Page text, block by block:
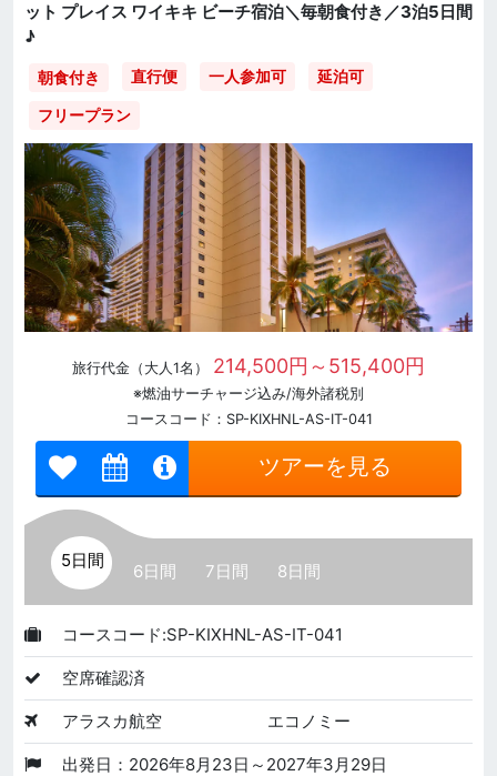
ット プレイス ワイキキ ビーチ宿泊＼毎朝食付き／3泊5日間
♪
朝食付き 直行便 一人参加可 延泊可
フリープラン
旅行代金（大人1名） 214,500円～515,400円
※燃油サーチャージ込み/海外諸税別
コースコード：SP-KIXHNL-AS-IT-041
ツアーを見る
5日間
6日間 7日間 8日間
コースコード:SP-KIXHNL-AS-IT-041
空席確認済
アラスカ航空 エコノミー
出発日：2026年8月23日～2027年3月29日